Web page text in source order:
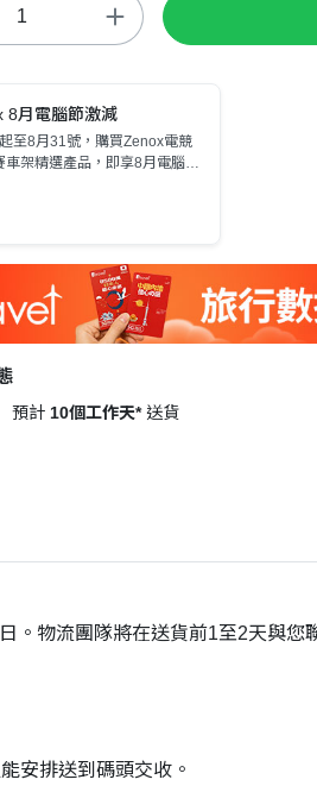
8月電腦節激減
至8月31號，購買Zenox電競
車架精選產品，即享8月電腦節
預計 10個工作天* 送貨
。物流團隊將在送貨前1至2天與您
安排送到碼頭交收。